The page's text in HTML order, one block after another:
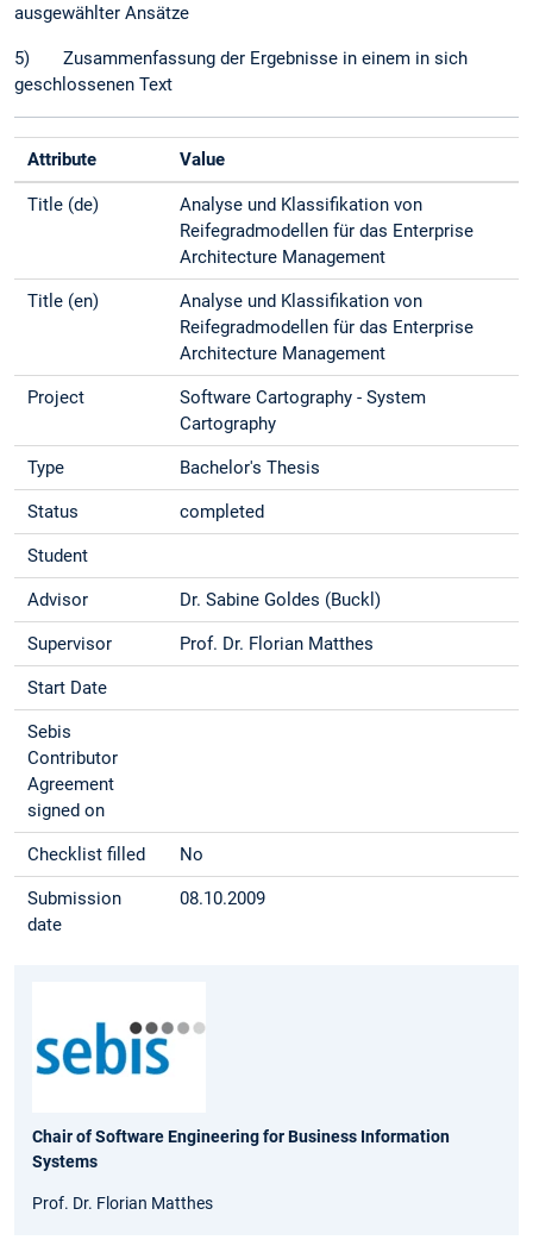
ausgewählter Ansätze
5) Zusammenfassung der Ergebnisse in einem in sich
geschlossenen Text
Attribute Value
Title (de)
Analyse und Klassifikation von
Reifegradmodellen für das Enterprise
Architecture Management
Title (en)
Analyse und Klassifikation von
Reifegradmodellen für das Enterprise
Architecture Management
Project
Software Cartography - System
Cartography
Type Bachelor's Thesis
Status completed
Student
Advisor Dr. Sabine Goldes (Buckl)
Supervisor Prof. Dr. Florian Matthes
Start Date
Sebis
Contributor
Agreement
signed on
Checklist filled No
Submission
date
08.10.2009
Chair of Software Engineering for Business Information
Systems
Prof. Dr. Florian Matthes